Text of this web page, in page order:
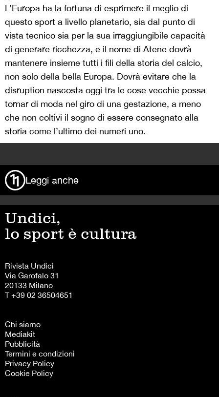
L’Europa ha la fortuna di esprimere il meglio di
questo sport a livello planetario, sia dal punto di
vista tecnico sia per la sua irraggiungibile capacità
di generare ricchezza, e il nome di Atene dovrà
mantenere insieme tutti i fili della storia del calcio,
non solo della bella Europa. Dovrà evitare che la
disruption nascosta oggi tra le cose vecchie possa
tornar di moda nel giro di una gestazione, a meno
che non coltivi il sogno di essere consegnato alla
storia come l’ultimo dei numeri uno.
Leggi anche
Undici,
lo sport è cultura
Rivista Undici
Via Garofalo 31
20133 Milano
T +39 02 36504651
Chi siamo
Mediakit
Pubblicità
Termini e condizioni
Privacy Policy
Cookie Policy